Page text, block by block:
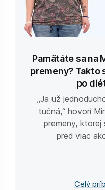
Pamätáte sa na
premeny? Takto
po
„Ja už
tučná,“ hovorí
premeny, ktorej
pred viac
Celý